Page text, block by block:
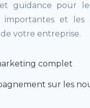
guidance pour
importantes et les
de votre entreprise.
complet
sur les